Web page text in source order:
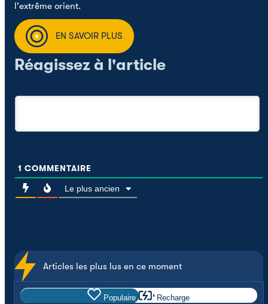
l'extrême orient.
EN SAVOIR PLUS
Réagissez à l'article
1 COMMENTAIRE
Le plus ancien
Articles les plus lus en ce moment
Populaire Recharge